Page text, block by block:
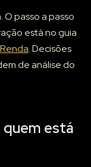
passo a passo
está no guia
. Decisões
de análise do
quem está